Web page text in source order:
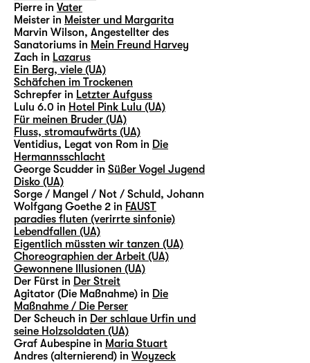
Pierre in Vater
Meister in Meister und Margarita
Marvin Wilson, Angestellter des
Sanatoriums in Mein Freund Harvey
Zach in Lazarus
Ein Berg, viele (UA)
Schäfchen im Trockenen
Schrepfer in Letzter Aufguss
Lulu 6.0 in Hotel Pink Lulu (UA)
Für meinen Bruder (UA)
Fluss, stromaufwärts (UA)
Ventidius, Legat von Rom in Die
Hermannsschlacht
George Scudder in Süßer Vogel Jugend
Disko (UA)
Sorge / Mangel / Not / Schuld, Johann
Wolfgang Goethe 2 in FAUST
paradies fluten (verirrte sinfonie)
Lebendfallen (UA)
Eigentlich müssten wir tanzen (UA)
Choreographien der Arbeit (UA)
Gewonnene Illusionen (UA)
Der Fürst in Der Streit
Agitator (Die Maßnahme) in Die
Maßnahme / Die Perser
Der Scheuch in Der schlaue Urfin und
seine Holzsoldaten (UA)
Graf Aubespine in Maria Stuart
Andres (alternierend) in Woyzeck